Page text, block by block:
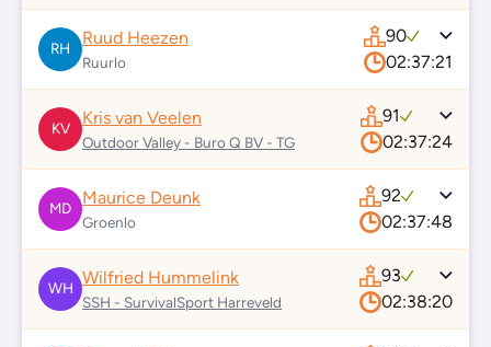
RH
Ruud Heezen
Ruurlo
90
02:37:21
KV
Kris van Veelen
Outdoor Valley - Buro Q BV - TG
91
02:37:24
MD
Maurice Deunk
Groenlo
92
02:37:48
WH
Wilfried Hummelink
SSH - SurvivalSport Harreveld
93
02:38:20